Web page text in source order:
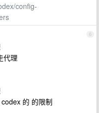
config-
6
代理
的 的限制